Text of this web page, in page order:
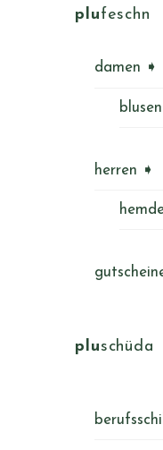
plufeschn
damen ➧
blusen
herren ➧
pluschüda